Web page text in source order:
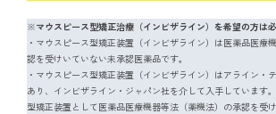
※マウスピース型矯正治療（インビザライン）を希望の方は
・マウスピース型矯正装置（インビザライン）は医薬品医療
認を受けいていない未承認医薬品です。
・マウスピース型矯正装置（インビザライン）はアライン・
あり、インビザライン・ジャパン社を介して入手しています
型矯正装置として医薬品医療機器等法（薬機法）の承認を受